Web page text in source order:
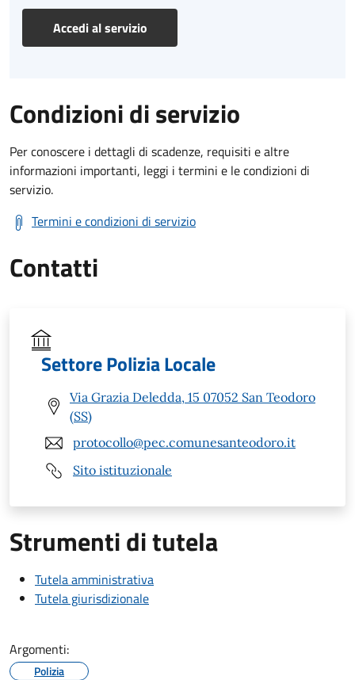
Accedi al servizio
Condizioni di servizio
Per conoscere i dettagli di scadenze, requisiti e altre
informazioni importanti, leggi i termini e le condizioni di
servizio.
Termini e condizioni di servizio
Contatti
Settore Polizia Locale
Via Grazia Deledda, 15 07052 San Teodoro
(SS)
protocollo@pec.comunesanteodoro.it
Sito istituzionale
Strumenti di tutela
Tutela amministrativa
Tutela giurisdizionale
Argomenti:
Polizia